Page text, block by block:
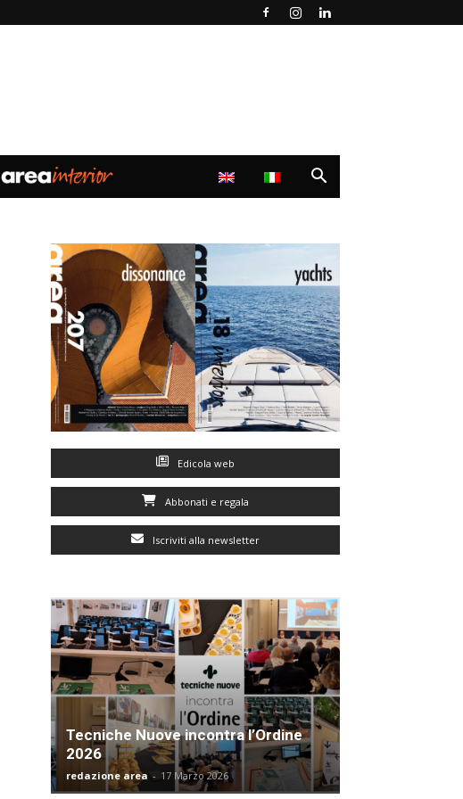
Edicola web
Abbonati e regala
Iscriviti alla newsletter
Tecniche Nuove incontra l’Ordine
2026
redazione area - 17 Marzo 2026